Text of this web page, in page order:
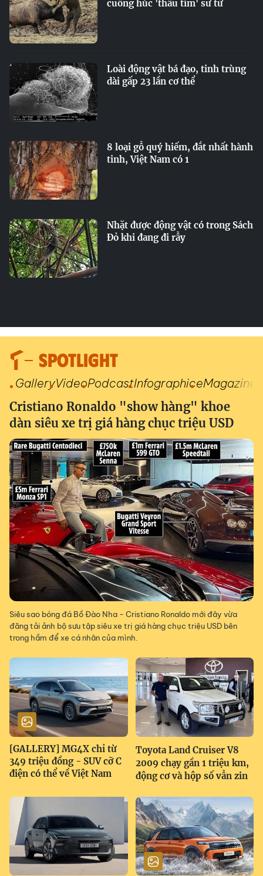
cuồng húc 'thấu tim' sư tử
Loài động vật bá đạo, tinh trùng
dài gấp 23 lần cơ thể
8 loại gỗ quý hiếm, đắt nhất hành
tinh, Việt Nam có 1
Nhặt được động vật có trong Sách
Đỏ khi đang đi rẫy
SPOTLIGHT
GalleryVideoPodcastInfographiceMagazine
Cristiano Ronaldo "show hàng" khoe
dàn siêu xe trị giá hàng chục triệu USD
Siêu sao bóng đá Bồ Đào Nha - Cristiano Ronaldo mới đây vừa
đăng tải ảnh bộ sưu tập siêu xe trị giá hàng chục triệu USD bên
trong hầm để xe cá nhân của mình.
[GALLERY] MG4X chỉ từ
349 triệu đồng - SUV cỡ C
điện có thể về Việt Nam
Toyota Land Cruiser V8
2009 chạy gần 1 triệu km,
động cơ và hộp số vẫn zin